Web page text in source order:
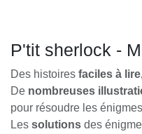
P'tit sherlock -
Des histoiresfaciles à
lecteurs.
Denombreuses
attentivement pour